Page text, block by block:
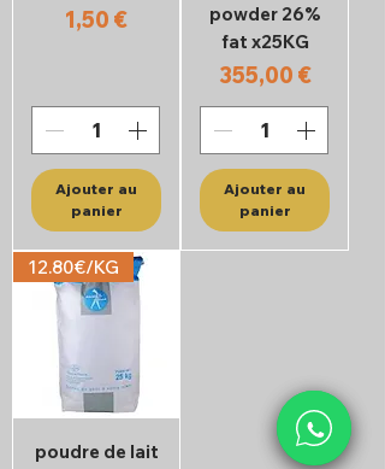
Prix
1,50 €
Ajouter au
panier
powder 26%
fat x25KG
Prix
355,00 €
Ajouter au
panier
12.80€/KG
poudre de lait